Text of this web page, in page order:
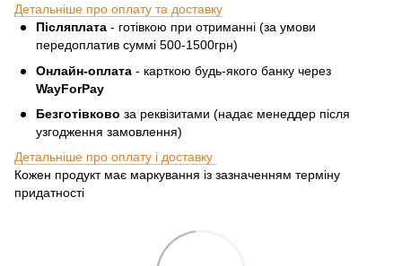
Детальніше про оплату та доставку
Післяплата - готівкою при отриманні (за умови
передоплатив суммі 500-1500грн)
Онлайн-оплата - карткою будь-якого банку через
WayForPay
Безготівково за реквізитами (надає менеддер після
узгодження замовлення)
Детальніше про оплату і доставку
Кожен продукт має маркування із зазначенням терміну
придатності